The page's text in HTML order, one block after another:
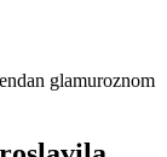
glamuroznom